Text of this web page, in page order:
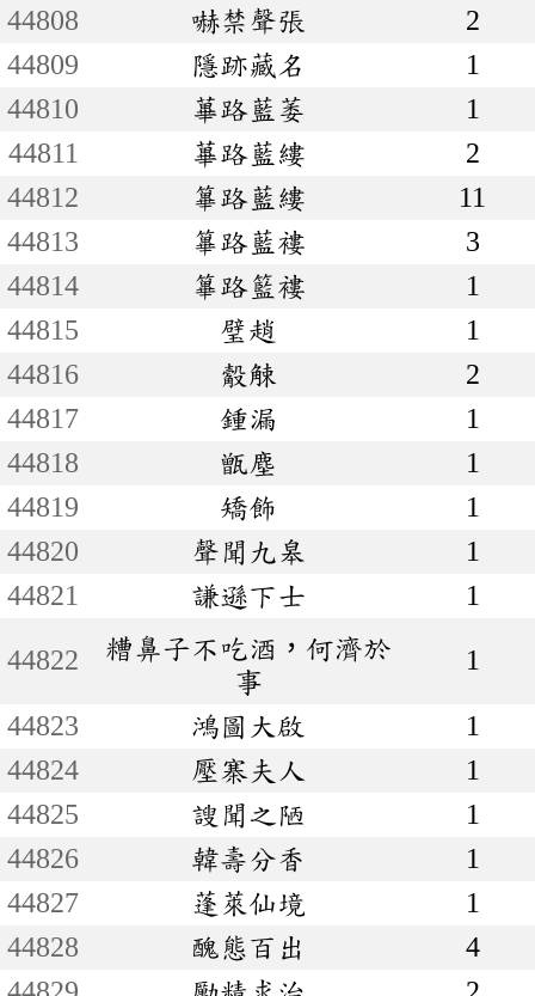
44808
嚇禁聲張
2
44809
隱跡藏名
1
44810
蓽路藍萎
1
44811
蓽路藍縷
2
44812
篳路藍縷
11
44813
篳路藍褸
3
44814
篳路籃褸
1
44815
璧趙
1
44816
觳觫
2
44817
鍾漏
1
44818
甑塵
1
44819
矯飾
1
44820
聲聞九皋
1
44821
謙遜下士 1
44822
糟鼻子不吃酒，何濟於
事
1
44823 鴻圖大啟
1
44824
壓寨夫人
1
44825
謏聞之陋
1
44826
韓壽分香
1
44827
蓬萊仙境
1
44828
醜態百出
4